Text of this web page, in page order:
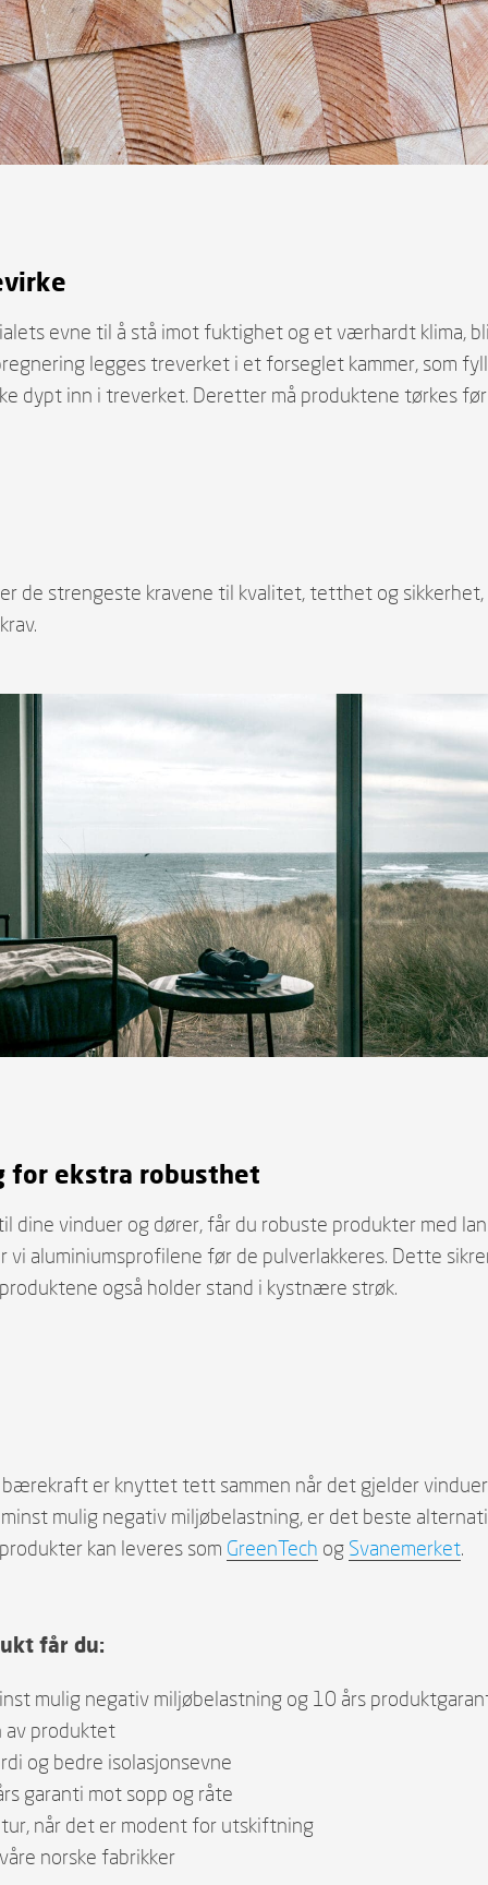
evne til å stå imot fuktighet og et værhardt klima,
legges treverket i et forseglet kammer, som
dypt inn i treverket. Deretter må produktene tørkes
de strengeste kravene til kvalitet, tetthet og
for ekstra robusthet
dine vinduer og dører, får du robuste produkter med
vi aluminiumsprofilene før de pulverlakkeres. Dette
også holder stand i kystnære strøk.
er knyttet tett sammen når det gjelder
mulig negativ miljøbelastning, er det beste
kan leveres som GreenTech og Svanemerket.
får du:
mulig negativ miljøbelastning og 10 års
av produktet
og bedre isolasjonsevne
garanti mot sopp og råte
når det er modent for utskiftning
norske fabrikker